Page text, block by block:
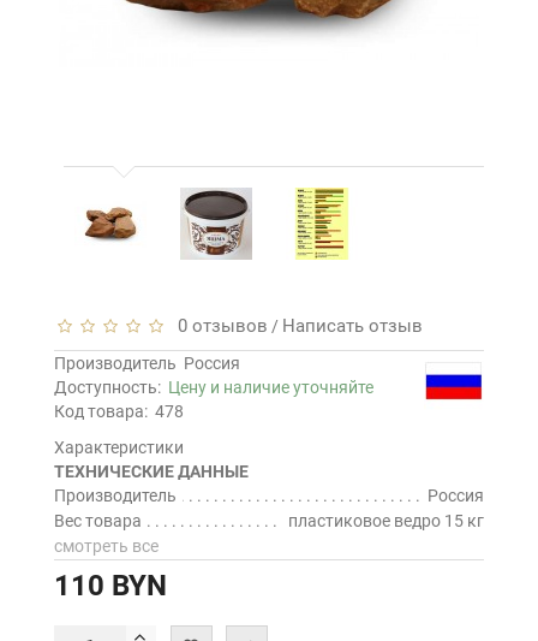
0 отзывов / Написать отзыв
Производитель Россия
Доступность: Цену и наличие уточняйте
Код товара: 478
Характеристики
ТЕХНИЧЕСКИЕ ДАННЫЕ
Производитель
Россия
Вес товара
пластиковое ведро 15 кг
смотреть все
110 BYN